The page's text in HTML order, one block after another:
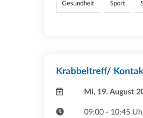
Gesundheit Sport
Krabbeltreff/
Mi, 19. August
09:00 - 10:45